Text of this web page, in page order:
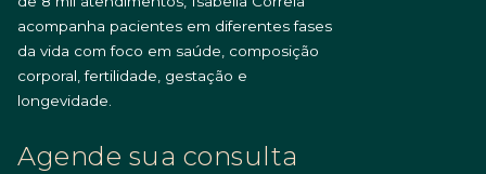
acompanha pacientes em diferentes fases
da vida com foco em saúde, composição
corporal, fertilidade, gestação e
longevidade.
Agende sua consulta